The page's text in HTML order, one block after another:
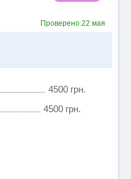
Проверено 22 мая
4500 грн.
4500 грн.